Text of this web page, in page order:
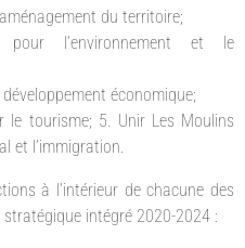
du territoire;
pour l’environnement et le
économique;
le tourisme; 5. Unir Les Moulins
et l’immigration.
à l’intérieur de chacune des
intégré 2020-2024 :